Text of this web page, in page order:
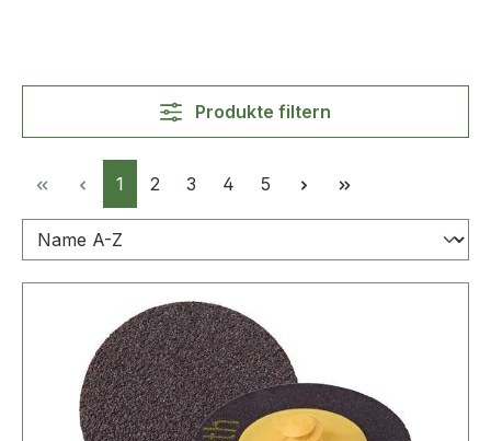
Produkte filtern
Seite
1 Seite
2 Seite
3 Seite
4 Seite
5